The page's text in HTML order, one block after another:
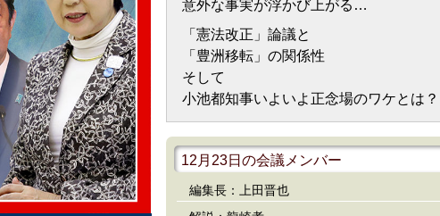
意外な事実が浮かび上がる…
「憲法改正」論議と
「豊洲移転」の関係性
そして
小池都知事いよいよ正念場のワケとは？
12月23日の会議メンバー
編集長：上田晋也